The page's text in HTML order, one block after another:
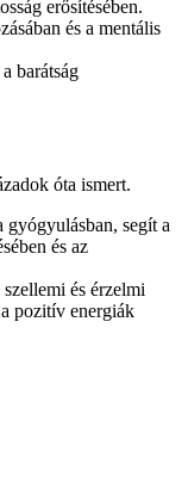
erősítésében.
és a mentális
barátság
óta ismert.
gyógyulásban, segít a
és az
és érzelmi
pozitív energiák